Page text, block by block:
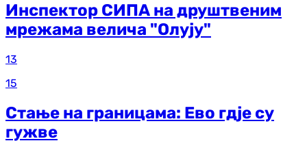
Инспектор СИПА на друштвеним
мрежама велича "Олују"
13
15
Стање на границама: Ево гдје су
гужве